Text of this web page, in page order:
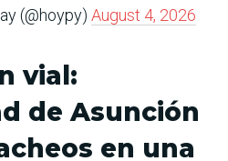
(@hoypy) August 4, 2026
vial:
de Asunción
en una